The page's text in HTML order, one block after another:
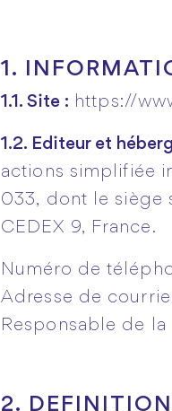
1.
1.1. Site : https://
1.2. Editeur et
actions simplifiée
033, dont le siège
CEDEX 9, France.
Numéro de
Adresse de
Responsable de
2.